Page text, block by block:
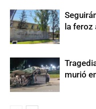
la feroz
murió